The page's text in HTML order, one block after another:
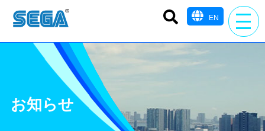
お知らせ
EN